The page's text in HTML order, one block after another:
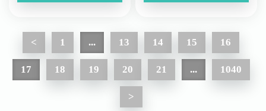
< 1 ... 13 14 15 16
17 18 19 20 21 ... 1040
>